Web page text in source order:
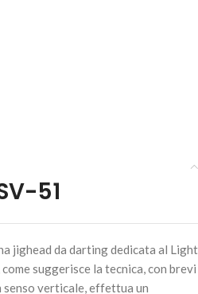
3 disponibili
51
jighead da darting dedicata al Light
suggerisce la tecnica, con brevi
verticale, effettua un